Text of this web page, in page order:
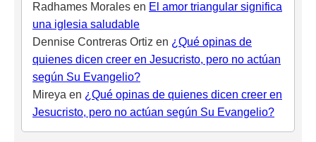
Radhames Morales en El amor triangular significa
una iglesia saludable
Dennise Contreras Ortiz en ¿Qué opinas de
quienes dicen creer en Jesucristo, pero no actúan
según Su Evangelio?
Mireya en ¿Qué opinas de quienes dicen creer en
Jesucristo, pero no actúan según Su Evangelio?